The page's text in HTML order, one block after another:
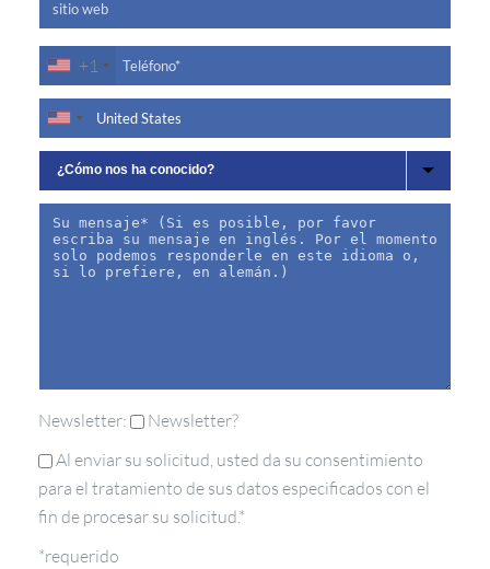
+1
Newsletter:
Newsletter?
Al enviar su solicitud, usted da su consentimiento
para el tratamiento de sus datos especificados con el
fin de procesar su solicitud.*
*requerido